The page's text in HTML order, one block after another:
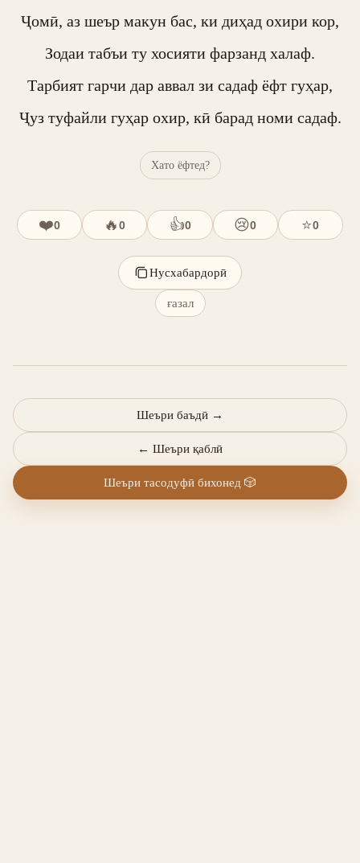
Ҷомӣ, аз шеър макун бас, ки диҳад охири кор,
Зодаи табъи ту хосияти фарзанд халаф.
Тарбият гарчи дар аввал зи садаф ёфт гуҳар,
Ҷуз туфайли гуҳар охир, кӣ барад номи садаф.
Хато ёфтед?
❤️0 🔥0 👍0 😢0 ⭐0
Нусхабардорӣ
ғазал
← Шеъри қаблӣ
Шеъри баъдӣ →
Шеъри тасодуфӣ бихонед 🎲